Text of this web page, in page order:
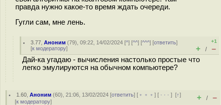
правда нужно какое-то время ждать очереди.
Гугли сам, мне лень.
3.77 ,Аноним (79), 09:22, 14/02/2024 [^] [^^] [^^^] [ответить]
[к модератору]
+1
+ / –
Дай-ка угадаю - вычисления настолько простые что
легко эмулируются на обычном компьютере?
1.60 ,Аноним (60), 21:06, 13/02/2024 [ответить] [ ﹢﹢﹢] [ · · ·][↑]
[к модератору] + / –